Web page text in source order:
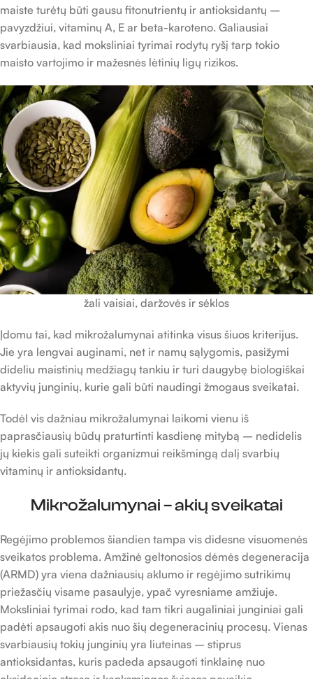
maiste turėtų būti gausu fitonutrientų ir antioksidantų –
pavyzdžiui, vitaminų A, E ar beta-karoteno. Galiausiai
svarbiausia, kad moksliniai tyrimai rodytų ryšį tarp tokio
maisto vartojimo ir mažesnės lėtinių ligų rizikos.
žali vaisiai, daržovės ir sėklos
Įdomu tai, kad mikrožalumynai atitinka visus šiuos kriterijus.
Jie yra lengvai auginami, net ir namų sąlygomis, pasižymi
dideliu maistinių medžiagų tankiu ir turi daugybę biologiškai
aktyvių junginių, kurie gali būti naudingi žmogaus sveikatai.
Todėl vis dažniau mikrožalumynai laikomi vienu iš
paprasčiausių būdų praturtinti kasdienę mitybą – nedidelis
jų kiekis gali suteikti organizmui reikšmingą dalį svarbių
vitaminų ir antioksidantų.
Mikrožalumynai – akių sveikatai
Regėjimo problemos šiandien tampa vis didesne visuomenės
sveikatos problema. Amžinė geltonosios dėmės degeneracija
(ARMD) yra viena dažniausių aklumo ir regėjimo sutrikimų
priežasčių visame pasaulyje, ypač vyresniame amžiuje.
Moksliniai tyrimai rodo, kad tam tikri augaliniai junginiai gali
padėti apsaugoti akis nuo šių degeneracinių procesų. Vienas
svarbiausių tokių junginių yra liuteinas – stiprus
antioksidantas, kuris padeda apsaugoti tinklainę nuo